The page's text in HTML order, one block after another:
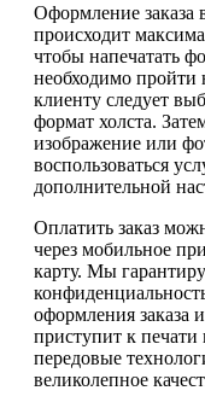
Оформление заказа
происходит
чтобы напечатать
необходимо пройти
клиенту следует
формат холста.
изображение или
воспользоваться
дополнительной
Оплатить заказ
через мобильное
карту. Мы
оформления заказа
приступит к печати
передовые
великолепное